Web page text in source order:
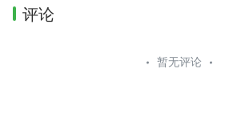
评论
暂无评论